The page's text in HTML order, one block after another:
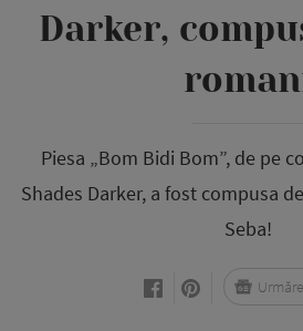
Darker,
Piesa „Bom Bidi Bom”, de pe
Shades Darker, a fost compusa
Seba!